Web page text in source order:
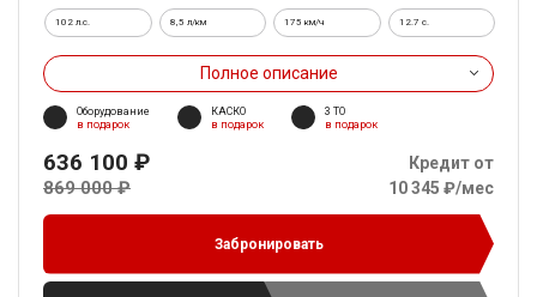
102 л.с. 8,5 л/км 175 км/ч 12.7 c.
Полное описание
Оборудование
в подарок
КАСКО
в подарок
3 ТО
в подарок
636 100 ₽
869 000 ₽
Кредит от
10 345 ₽/мес
Забронировать